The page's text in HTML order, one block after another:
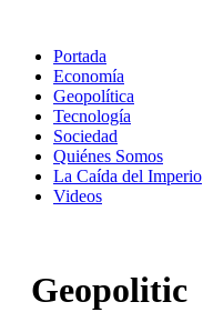
Portada
Economía
Geopolítica
Tecnología
Sociedad
Quiénes Somos
La Caída del Imperio
Videos
Geopolitic